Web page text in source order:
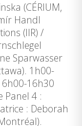
(CÉRIUM,
Handl
(IIR) /
Sparwasser
1h00-
16h30
Panel 4 :
: Deborah